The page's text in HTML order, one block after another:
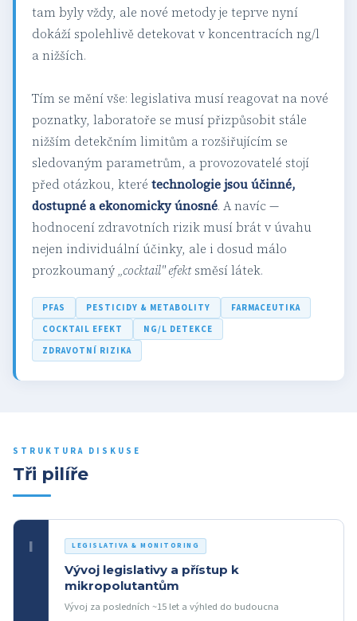
tam byly vždy, ale nové metody je teprve nyní
dokáží spolehlivě detekovat v koncentracích ng/l
a nižších.
Tím se mění vše: legislativa musí reagovat na nové
poznatky, laboratoře se musí přizpůsobit stále
nižším detekčním limitům a rozšiřujícím se
sledovaným parametrům, a provozovatelé stojí
před otázkou, které technologie jsou účinné,
dostupné a ekonomicky únosné. A navíc —
hodnocení zdravotních rizik musí brát v úvahu
nejen individuální účinky, ale i dosud málo
prozkoumaný„cocktail" efektsměsí látek.
PFAS PESTICIDY & METABOLITY
FARMACEUTIKA
COCKTAIL EFEKT
NG/L DETEKCE
ZDRAVOTNÍ RIZIKA
STRUKTURA DISKUSE
Tři pilíře
I LEGISLATIVA & MONITORING
Vývoj legislativy a přístup k
mikropolutantům
Vývoj za posledních ~15 let a výhled do budoucna